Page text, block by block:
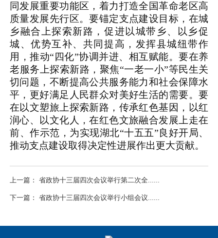
同发展重要功能区，着力打造全国革命老区高
质量发展先行区。要锚定支点建设目标，在城
乡融合上探索新路，促进以城带乡、以乡促
城、优势互补、共同提高，发挥县城纽带作
用，推动“四化”协调并进、相互赋能。要在养
老服务上探索新路，聚焦“一老一小”等民生关
切问题，不断提高公共服务能力和社会保障水
平，更好满足人民群众对美好生活的需要。要
在以文塑旅上探索新路，传承红色基因，以红
润心、以文化人，在红色文旅融合发展上走在
前、作示范，为实现湖北“十五五”良好开局、
推动支点建设取得决定性进展作出更大贡献。
上一篇： 省政协十三届四次会议举行第二次全......
下一篇： 省政协十三届四次会议举行小组会议......